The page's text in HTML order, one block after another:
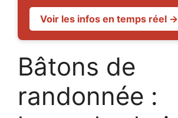
Voir les infos en temps réel →
Bâtons de
randonnée :